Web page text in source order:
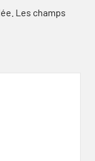
Les champs